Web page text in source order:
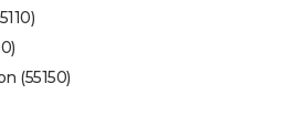
(55150)